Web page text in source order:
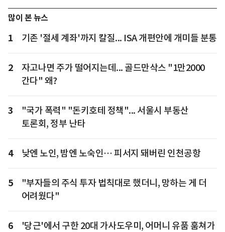
많이 본 뉴스
1 기존 '절세 계좌'까지 칼질... ISA 개편안에 개미들 분통
2
자고나면 주가 떨어지는데... 골드만삭스 "1만2000
간다" 왜?
3
"국가 폭력" "돈키호테 정책"... 서울시 부동산
토론회, 정부 난타
4 낮엔 노인, 밤엔 노숙인… 피서지 돼버린 인천공항
5
"부자들의 주식 투자 법칙대로 했더니, 망하는 게 더
어려웠다"
6 '당근'에서 구한 20대 가사도우미, 어머니 유품 훔쳐가